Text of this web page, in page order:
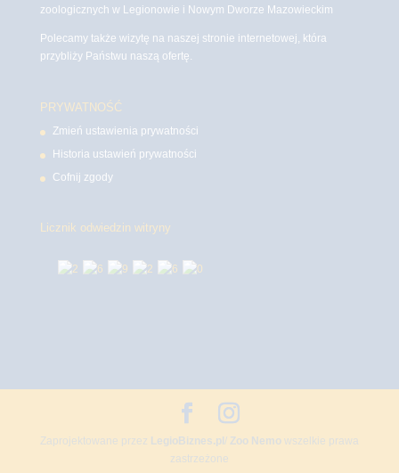
zoologicznych w Legionowie i Nowym Dworze Mazowieckim
Polecamy także wizytę na naszej stronie internetowej, która
przybliży Państwu naszą ofertę.
PRYWATNOŚĆ
Zmień ustawienia prywatności
Historia ustawień prywatności
Cofnij zgody
Licznik odwiedzin witryny
Zaprojektowane przez LegioBiznes.pl/ Zoo Nemowszelkie prawa
zastrzeżone